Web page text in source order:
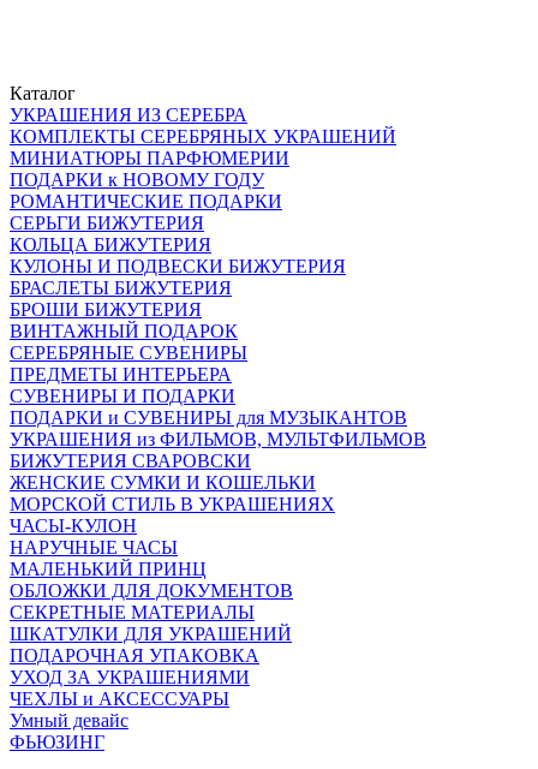
Каталог
УКРАШЕНИЯ ИЗ СЕРЕБРА
КОМПЛЕКТЫ СЕРЕБРЯНЫХ УКРАШЕНИЙ
МИНИАТЮРЫ ПАРФЮМЕРИИ
ПОДАРКИ к НОВОМУ ГОДУ
РОМАНТИЧЕСКИЕ ПОДАРКИ
СЕРЬГИ БИЖУТЕРИЯ
КОЛЬЦА БИЖУТЕРИЯ
КУЛОНЫ И ПОДВЕСКИ БИЖУТЕРИЯ
БРАСЛЕТЫ БИЖУТЕРИЯ
БРОШИ БИЖУТЕРИЯ
ВИНТАЖНЫЙ ПОДАРОК
СЕРЕБРЯНЫЕ СУВЕНИРЫ
ПРЕДМЕТЫ ИНТЕРЬЕРА
СУВЕНИРЫ И ПОДАРКИ
ПОДАРКИ и СУВЕНИРЫ для МУЗЫКАНТОВ
УКРАШЕНИЯ из ФИЛЬМОВ, МУЛЬТФИЛЬМОВ
БИЖУТЕРИЯ СВАРОВСКИ
ЖЕНСКИЕ СУМКИ И КОШЕЛЬКИ
МОРСКОЙ СТИЛЬ В УКРАШЕНИЯХ
ЧАСЫ-КУЛОН
НАРУЧНЫЕ ЧАСЫ
МАЛЕНЬКИЙ ПРИНЦ
ОБЛОЖКИ ДЛЯ ДОКУМЕНТОВ
СЕКРЕТНЫЕ МАТЕРИАЛЫ
ШКАТУЛКИ ДЛЯ УКРАШЕНИЙ
ПОДАРОЧНАЯ УПАКОВКА
УХОД ЗА УКРАШЕНИЯМИ
ЧEХЛЫ и АКСЕССУАРЫ
Умный девайс
ФЬЮЗИНГ